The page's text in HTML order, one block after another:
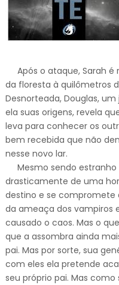
Após o ataque, Sarah é
da floresta à quilômetros
Desnorteada, Douglas,
ela suas origens, revela
leva para conhecer os
bem recebida que não
nesse novo lar.
Mesmo sendo estranho
drasticamente de uma
destino e se compromete
da ameaça dos vampiros
causado o caos. Mas o
que a assombra ainda
pai. Mas por sorte, sua
com eles ela pretende
seu próprio pai. Mas